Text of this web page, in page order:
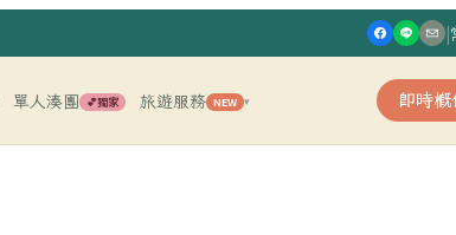
|
單人湊團 💕獨家 旅遊服務 NEW ▾ 即時概